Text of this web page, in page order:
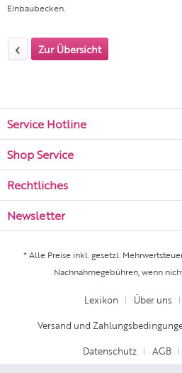
Einbaubecken.
Zur Übersicht
Service Hotline
Shop Service
Rechtliches
Newsletter
* Alle Preise inkl. gesetzl.
Nachnahmegebühren, wenn
Lexikon Über uns
Versand und
Datenschutz AGB